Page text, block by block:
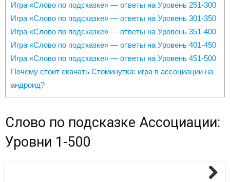
Игра «Cлово по подсказке» — ответы на Уровень 251-300
Игра «Cлово по подсказке» — ответы на Уровень 301-350
Игра «Cлово по подсказке» — ответы на Уровень 351-400
Игра «Cлово по подсказке» — ответы на Уровень 401-450
Игра «Cлово по подсказке» — ответы на Уровень 451-500
Почему стоит скачать Стоминутка: игра в ассоциации на
андроид?
Слово по подсказке Ассоциации:
Уровни 1-500